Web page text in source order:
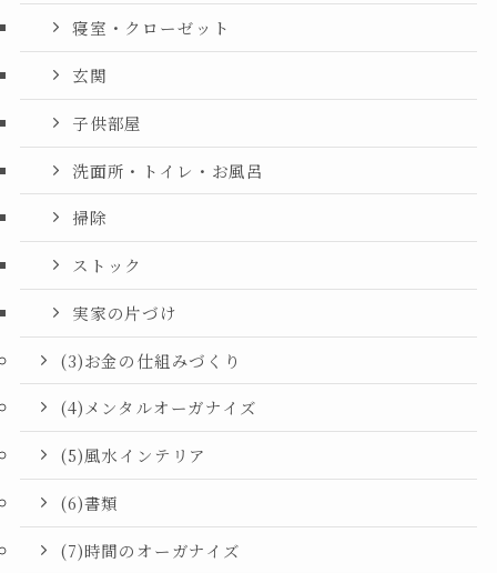
寝室・クローゼット
玄関
子供部屋
洗面所・トイレ・お風呂
掃除
ストック
実家の片づけ
(3)お金の仕組みづくり
(4)メンタルオーガナイズ
(5)風水インテリア
(6)書類
(7)時間のオーガナイズ